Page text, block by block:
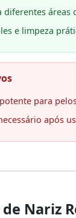
diferentes áreas
e limpeza
para
após
Nariz